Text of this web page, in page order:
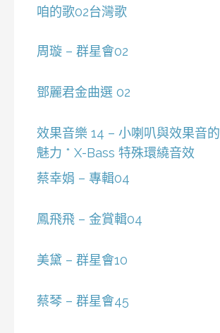
咱的歌02台灣歌
周璇 – 群星會02
鄧麗君金曲選 02
效果音樂 14 – 小喇叭與效果音的
魅力 * X-Bass 特殊環繞音效
蔡幸娟 – 專輯04
鳳飛飛 – 金賞輯04
美黛 – 群星會10
蔡琴 – 群星會45